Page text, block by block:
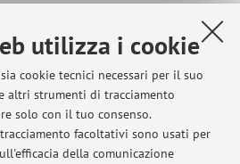
utilizza i cookie
cookie tecnici necessari per il suo
altri strumenti di tracciamento
solo con il tuo consenso.
facoltativi sono usati per
della comunicazione
CLaRMaV
project/id/101106554